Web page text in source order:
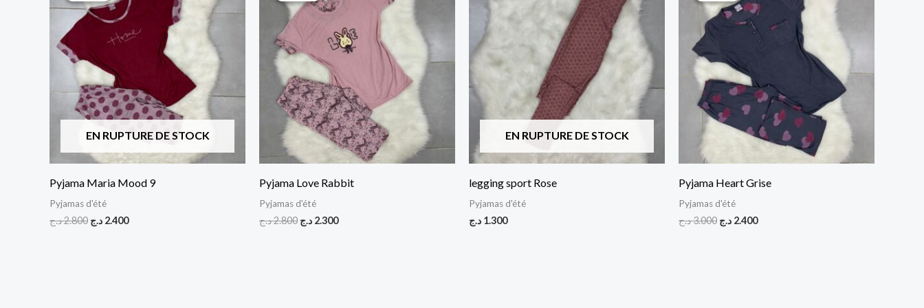
EN RUPTURE DE STOCK
Pyjama Maria Mood 9
Pyjamas d'été
2.800د.ج
était :
2.400 د.ج
est :
Pyjama Love Rabbit
Pyjamas d'été
2.800د.ج
était :
2.300 د.ج
est :
2.300 د.ج.
EN RUPTURE DE STOCK
legging sport Rose
Pyjamas d'été
1.300 د.ج
Pyjama Heart Grise
Pyjamas d'été
3.000د.ج
était :
2.400 د.ج
est :